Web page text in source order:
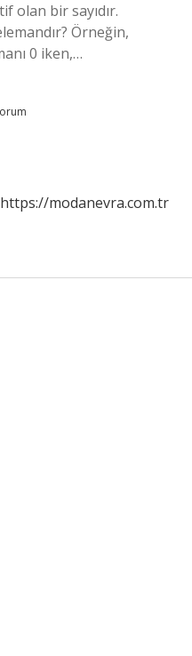
olan bir sayıdır.
Örneğin,
0 iken,…
https://modanevra.com.tr